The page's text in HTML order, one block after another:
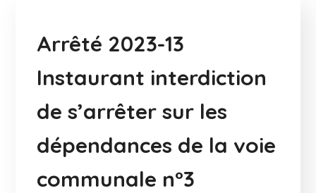
Arrêté 2023-13
Instaurant interdiction
de s’arrêter sur les
dépendances de la voie
communale n°3